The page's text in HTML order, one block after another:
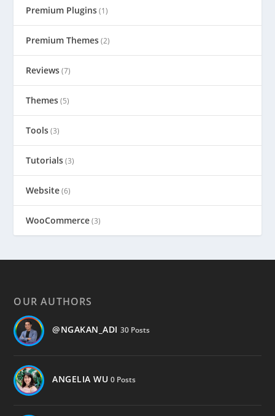
Premium Plugins(1)
Premium Themes(2)
Reviews(7)
Themes(5)
Tools(3)
Tutorials(3)
Website(6)
WooCommerce(3)
OUR AUTHORS
@NGAKAN_ADI 30 Posts
ANGELIA WU 0 Posts